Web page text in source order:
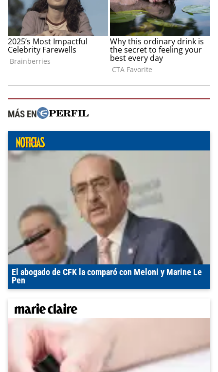
MÁS EN
El abogado de CFK la comparó con Meloni y Marine Le
Pen